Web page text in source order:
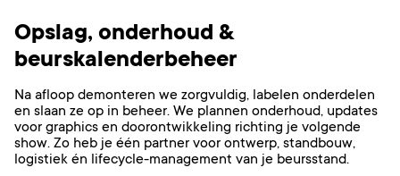
Opslag, onderhoud &
beurskalenderbeheer
Na afloop demonteren we zorgvuldig, labelen onderdelen
en slaan ze op in beheer. We plannen onderhoud, updates
voor graphics en doorontwikkeling richting je volgende
show. Zo heb je één partner voor ontwerp, standbouw,
logistiek én lifecycle-management van je beursstand.